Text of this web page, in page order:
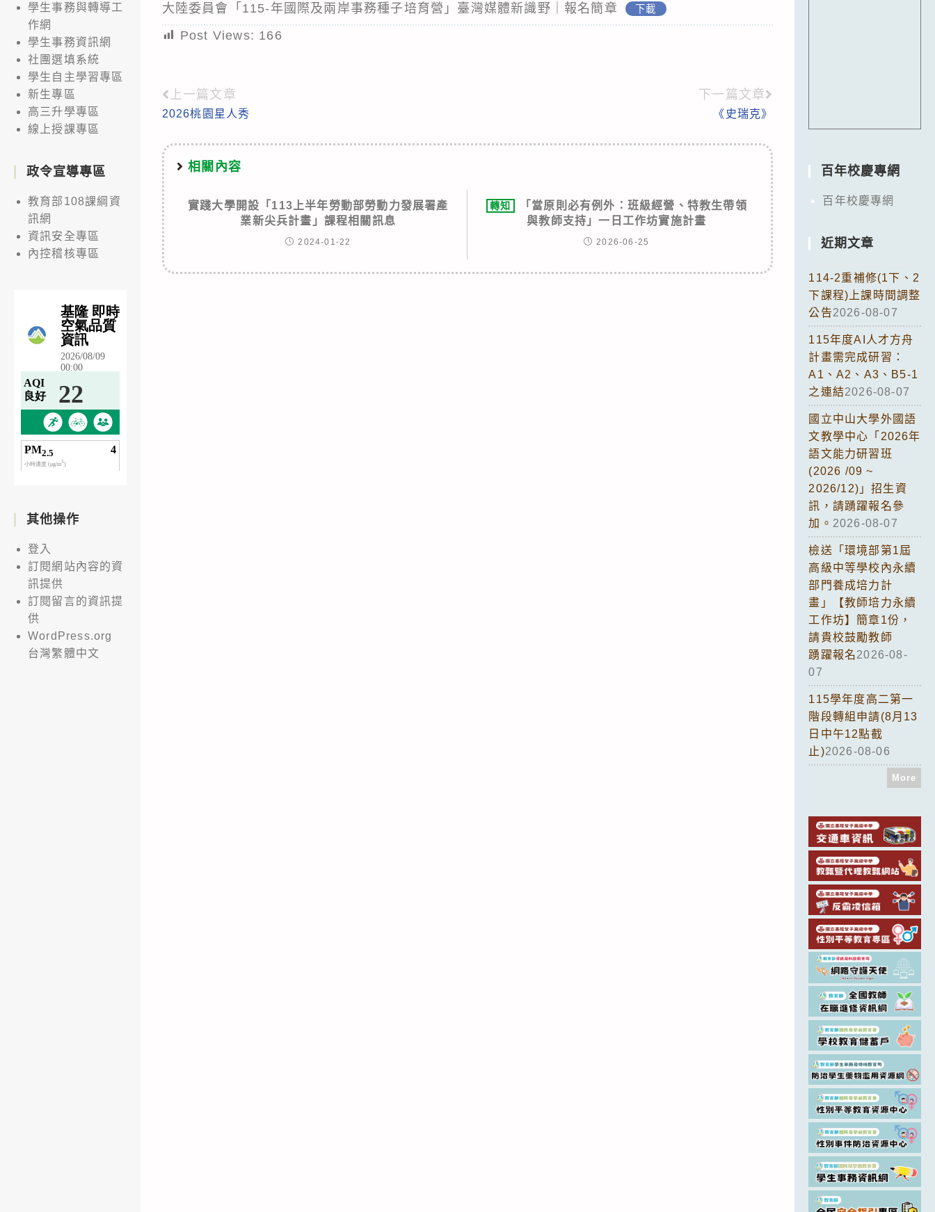
大陸委員會「115-年國際及兩岸事務種子培育營」臺灣媒體新識野｜報名簡章 下載
Post Views: 166
Read
more
articles
上一篇文章
2026桃園星人秀
下一篇文章
《史瑞克》
相關內容
實踐大學開設「113上半年勞動部勞動力發展署產
業新尖兵計畫」課程相關訊息
2024-01-22
轉知
「當原則必有例外：班級經營、特教生帶領
與教師支持」一日工作坊實施計畫
2026-06-25
學生事務與轉導工
作網
學生事務資訊網
社團選填系統
學生自主學習專區
新生專區
高三升學專區
線上授課專區
政令宣導專區
教育部108課綱資
訊網
資訊安全專區
內控稽核專區
其他操作
登入
訂閱網站內容的資
訊提供
訂閱留言的資訊提
供
WordPress.org
台灣繁體中文
百年校慶專網
百年校慶專網
近期文章
114-2重補修(1下、2
下課程)上課時間調整
公告2026-08-07
115年度AI人才方舟
計畫需完成研習：
A1、A2、A3、B5-1
之連結2026-08-07
國立中山大學外國語
文教學中心「2026年
語文能力研習班
(2026 /09 ~
2026/12)」招生資
訊，請踴躍報名參
加。 2026-08-07
檢送「環境部第1屆
高級中等學校內永續
部門養成培力計
畫」【教師培力永續
工作坊】簡章1份，
請貴校鼓勵教師
踴躍報名2026-08-
07
115學年度高二第一
階段轉組申請(8月13
日中午12點截
止)2026-08-06
More